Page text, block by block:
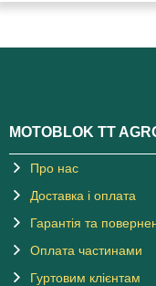
MOTOBLOK TT
Про нас
Доставка і оплата
Гарантія та
Оплата частинами
Гуртовим клієнтам